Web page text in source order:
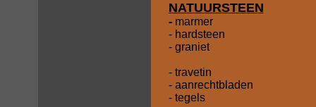
NATUURSTEEN
- marmer
- hardsteen
- graniet
- travetin
- aanrechtbladen
- tegels